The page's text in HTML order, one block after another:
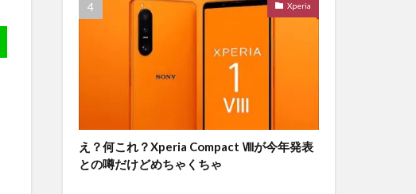
Xperia
え？何これ？Xperia Compact Ⅷが今年発表
との噂だけどめちゃくちゃ